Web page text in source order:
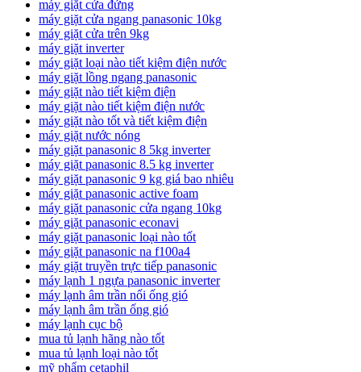
máy giặt cửa đứng
máy giặt cửa ngang panasonic 10kg
máy giặt cửa trên 9kg
máy giặt inverter
máy giặt loại nào tiết kiệm điện nước
máy giặt lồng ngang panasonic
máy giặt nào tiết kiệm điện
máy giặt nào tiết kiệm điện nước
máy giặt nào tốt và tiết kiệm điện
máy giặt nước nóng
máy giặt panasonic 8 5kg inverter
máy giặt panasonic 8.5 kg inverter
máy giặt panasonic 9 kg giá bao nhiêu
máy giặt panasonic active foam
máy giặt panasonic cửa ngang 10kg
máy giặt panasonic econavi
máy giặt panasonic loại nào tốt
máy giặt panasonic na f100a4
máy giặt truyền trực tiếp panasonic
máy lạnh 1 ngựa panasonic inverter
máy lạnh âm trần nối ống gió
máy lạnh âm trần ống gió
máy lạnh cục bộ
mua tủ lạnh hãng nào tốt
mua tủ lạnh loại nào tốt
mỹ phẩm cetaphil